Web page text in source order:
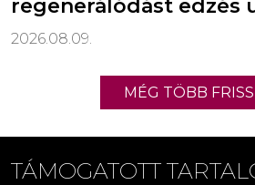
regenerálódást edzés
2026.08.09.
MÉG TÖBB
TÁMOGATOTT